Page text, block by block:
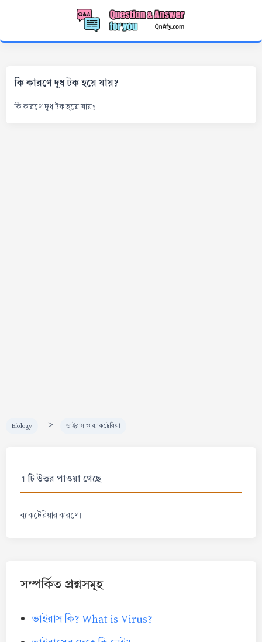
কি কারণে দুধ টক হয়ে যায়?
কি কারণে দুধ টক হয়ে যায়?
Biology > ভাইরাস ও ব্যাকটেরিয়া
1 টি উত্তর পাওয়া গেছে
ব্যাকটেরিয়ার কারণে।
সম্পর্কিত প্রশ্নসমূহ
ভাইরাস কি? What is Virus?